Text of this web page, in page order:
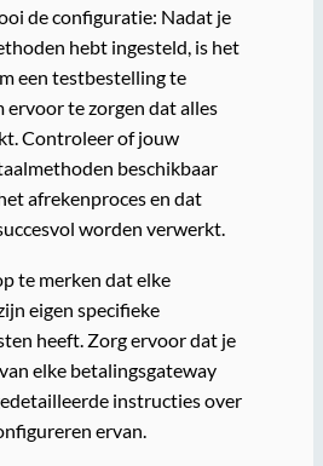
de configuratie: Nadat je
hebt ingesteld, is het
een testbestelling te
ervoor te zorgen dat alles
Controleer of jouw
beschikbaar
afrekenproces en dat
worden verwerkt.
te merken dat elke
eigen specifieke
heeft. Zorg ervoor dat je
elke betalingsgateway
instructies over
ervan.